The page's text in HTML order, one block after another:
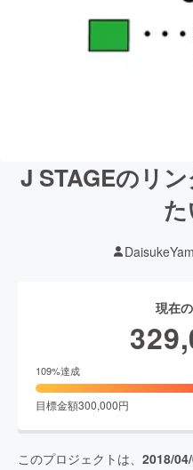
J STAGEのリ
た
現在
109%達成
目標金額300,000円
このプロジェクトは、 2018/